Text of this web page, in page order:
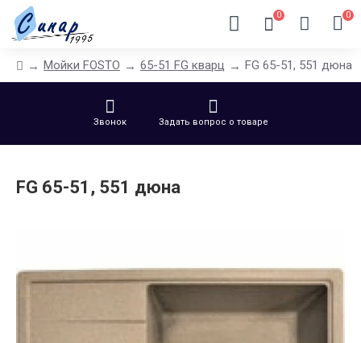
0 0
Мойки FOSTO 65-51 FG кварц FG 65-51, 551 дюна
Звонок Задать вопрос о товаре
FG 65-51, 551 дюна